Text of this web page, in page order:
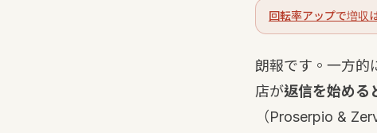
回転率アップで増
朗報です。一方的
店が返信を始める
（Proserpio &